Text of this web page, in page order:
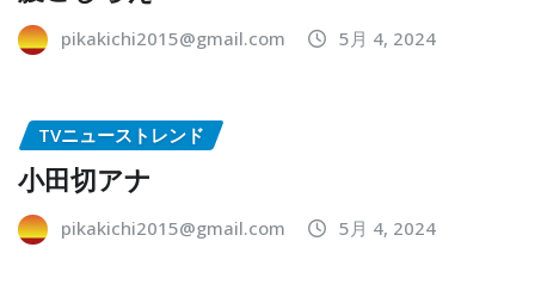
pikakichi2015@gmail.com 5月 4, 2024
TVニューストレンド
小田切アナ
pikakichi2015@gmail.com 5月 4, 2024